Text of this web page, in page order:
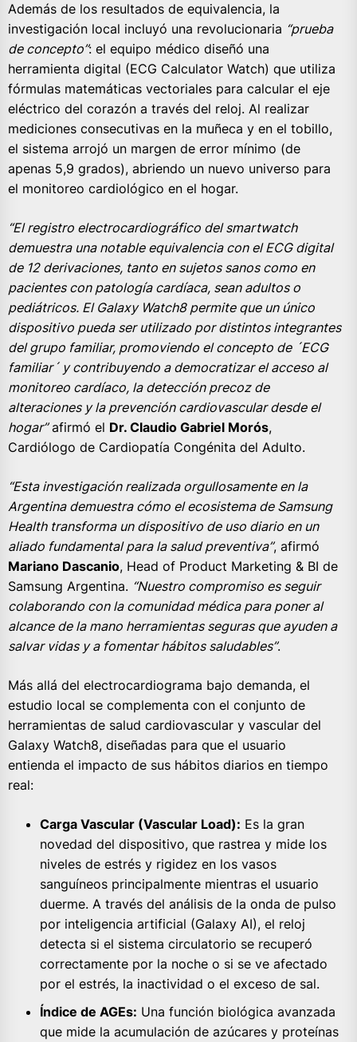
Además de los resultados de equivalencia, la
investigación local incluyó una revolucionaria “prueba
de concepto”: el equipo médico diseñó una
herramienta digital (ECG Calculator Watch) que utiliza
fórmulas matemáticas vectoriales para calcular el eje
eléctrico del corazón a través del reloj. Al realizar
mediciones consecutivas en la muñeca y en el tobillo,
el sistema arrojó un margen de error mínimo (de
apenas 5,9 grados), abriendo un nuevo universo para
el monitoreo cardiológico en el hogar.
“El registro electrocardiográfico del smartwatch
demuestra una notable equivalencia con el ECG digital
de 12 derivaciones, tanto en sujetos sanos como en
pacientes con patología cardíaca, sean adultos o
pediátricos. El Galaxy Watch8 permite que un único
dispositivo pueda ser utilizado por distintos integrantes
del grupo familiar, promoviendo el concepto de ´ECG
familiar´ y contribuyendo a democratizar el acceso al
monitoreo cardíaco, la detección precoz de
alteraciones y la prevención cardiovascular desde el
hogar”afirmó el Dr. Claudio Gabriel Morós,
Cardiólogo de Cardiopatía Congénita del Adulto.
“Esta investigación realizada orgullosamente en la
Argentina demuestra cómo el ecosistema de Samsung
Health transforma un dispositivo de uso diario en un
aliado fundamental para la salud preventiva”, afirmó
Mariano Dascanio, Head of Product Marketing & BI de
Samsung Argentina. “Nuestro compromiso es seguir
colaborando con la comunidad médica para poner al
alcance de la mano herramientas seguras que ayuden a
salvar vidas y a fomentar hábitos saludables”.
Más allá del electrocardiograma bajo demanda, el
estudio local se complementa con el conjunto de
herramientas de salud cardiovascular y vascular del
Galaxy Watch8, diseñadas para que el usuario
entienda el impacto de sus hábitos diarios en tiempo
real:
Carga Vascular (Vascular Load): Es la gran
novedad del dispositivo, que rastrea y mide los
niveles de estrés y rigidez en los vasos
sanguíneos principalmente mientras el usuario
duerme. A través del análisis de la onda de pulso
por inteligencia artificial (Galaxy AI), el reloj
detecta si el sistema circulatorio se recuperó
correctamente por la noche o si se ve afectado
por el estrés, la inactividad o el exceso de sal.
Índice de AGEs: Una función biológica avanzada
que mide la acumulación de azúcares y proteínas